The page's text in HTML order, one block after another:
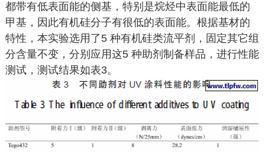
都带有低表面能的侧基，特别是烷烃中表面能最低的
甲基，因此有机硅分子有很低的表面能。根据基材的
特性，本实验选用了5 种有机硅类流平剂，固定其它组
分含量不变，分别应用这5 种助剂制备样品，进行性能
测试，测试结果如表3。